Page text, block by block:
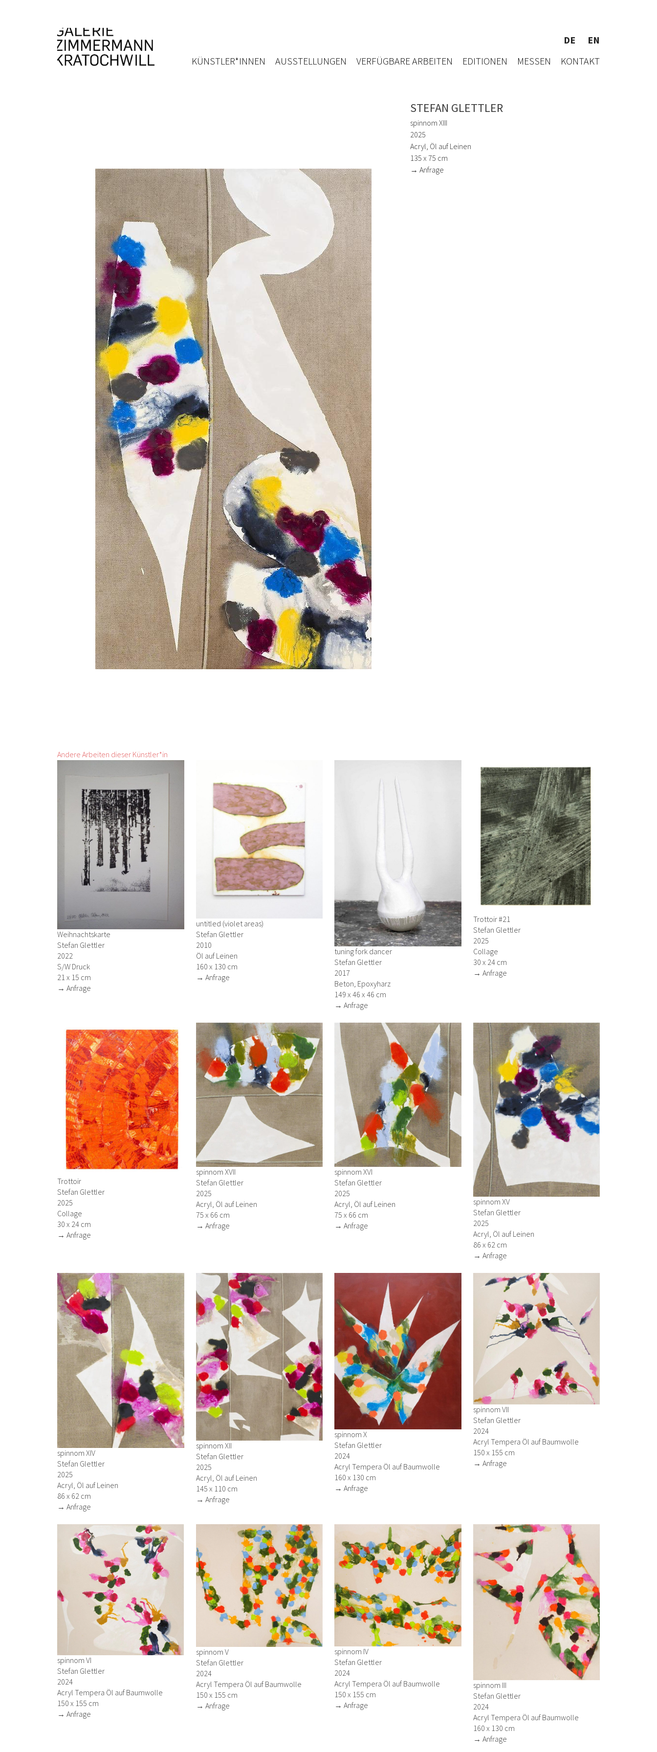
DE
EN
KÜNSTLER*INNEN
AUSSTELLUNGEN VERFÜGBARE ARBEITEN EDITIONEN MESSEN KONTAKT
STEFAN GLETTLER
spinnom XIII
2025
Acryl, Öl auf Leinen
135 x 75 cm
→ Anfrage
Andere Arbeiten dieser Künstler*in
Weihnachtskarte
Stefan Glettler
2022
S/W Druck
21 x 15 cm
→ Anfrage
untitled (violet areas)
Stefan Glettler
2010
Öl auf Leinen
160 x 130 cm
→ Anfrage
tuning fork dancer
Stefan Glettler
2017
Beton, Epoxyharz
149 x 46 x 46 cm
→ Anfrage
Trottoir #21
Stefan Glettler
2025
Collage
30 x 24 cm
→ Anfrage
Trottoir
Stefan Glettler
2025
Collage
30 x 24 cm
→ Anfrage
spinnom XVII
Stefan Glettler
2025
Acryl, Öl auf Leinen
75 x 66 cm
→ Anfrage
spinnom XVI
Stefan Glettler
2025
Acryl, Öl auf Leinen
75 x 66 cm
→ Anfrage
spinnom XV
Stefan Glettler
2025
Acryl, Öl auf Leinen
86 x 62 cm
→ Anfrage
spinnom XIV
Stefan Glettler
2025
Acryl, Öl auf Leinen
86 x 62 cm
→ Anfrage
spinnom XII
Stefan Glettler
2025
Acryl, Öl auf Leinen
145 x 110 cm
→ Anfrage
spinnom X
Stefan Glettler
2024
Acryl Tempera Öl auf Baumwolle
160 x 130 cm
→ Anfrage
spinnom VII
Stefan Glettler
2024
Acryl Tempera Öl auf Baumwolle
150 x 155 cm
→ Anfrage
spinnom VI
Stefan Glettler
2024
Acryl Tempera Öl auf Baumwolle
150 x 155 cm
→ Anfrage
spinnom V
Stefan Glettler
2024
Acryl Tempera Öl auf Baumwolle
150 x 155 cm
→ Anfrage
spinnom IV
Stefan Glettler
2024
Acryl Tempera Öl auf Baumwolle
150 x 155 cm
→ Anfrage
spinnom III
Stefan Glettler
2024
Acryl Tempera Öl auf Baumwolle
160 x 130 cm
→ Anfrage